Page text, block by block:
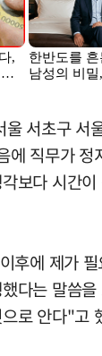
서초구 서
에 직무가 정
보다 시간
후에 제가
다는 말씀
로 안다"고